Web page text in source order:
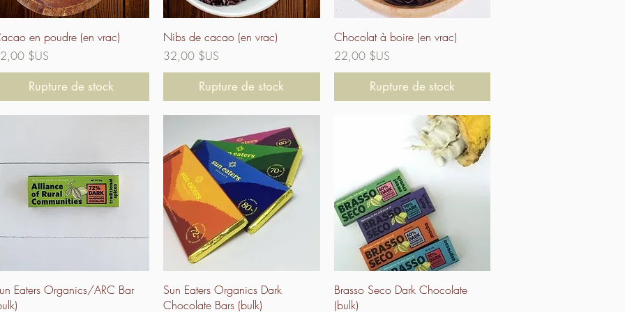
Aperçu rapide
en poudre (en vrac)
$US
Rupture de stock
Aperçu rapide
Nibs de cacao (en vrac)
Prix
32,00 $US
Rupture de stock
Aperçu rapide
Chocolat à boire (en vrac)
Prix
22,00 $US
Rupture de stock
Aperçu rapide
Eaters Organics/ARC Bar
Aperçu rapide
Sun Eaters Organics Dark
Chocolate Bars (bulk)
Aperçu rapide
Brasso Seco Dark Chocolate
(bulk)